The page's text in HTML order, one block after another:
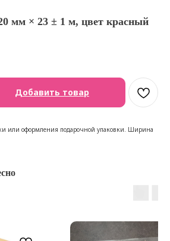
мм × 23 ± 1 м, цвет красный
Добавить товар
или оформления подарочной упаковки. Ширина